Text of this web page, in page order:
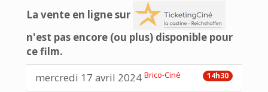
La vente en ligne sur
n'est pas encore (ou plus) disponible pour
ce film.
14h30
mercredi 17 avril 2024 Brico-Ciné